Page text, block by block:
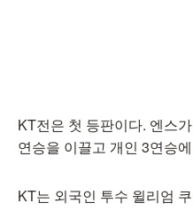
KT전은 첫 등판이다. 엔스
연승을 이끌고 개인 3연승
KT는 외국인 투수 윌리엄